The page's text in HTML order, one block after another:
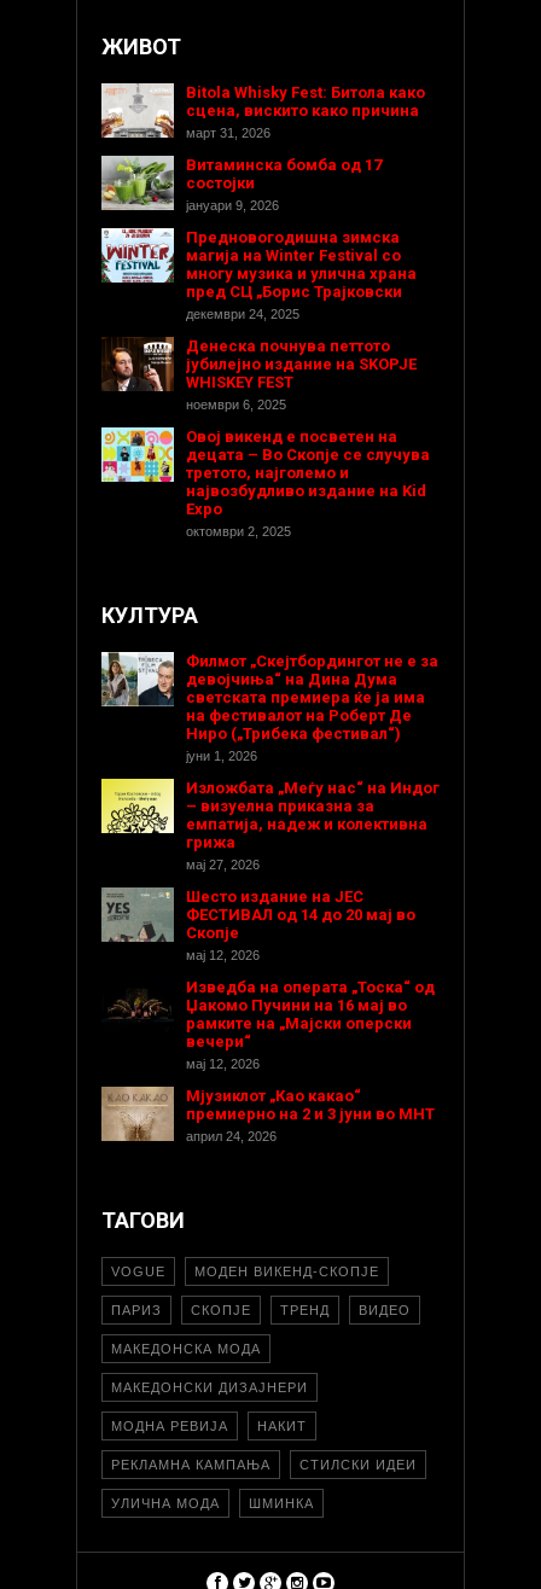
ЖИВОТ
Bitola Whisky Fest: Битола како
сцена, вискито како причина
март 31, 2026
Витаминска бомба од 17
состојки
јануари 9, 2026
Предновогодишнa зимска
магија на Winter Festival со
многу музика и улична храна
пред СЦ „Борис Трајковски
декември 24, 2025
Денеска почнува петтото
јубилејно издание на SKOPJE
WHISKEY FEST
ноември 6, 2025
Овој викенд е посветен на
децата – Во Скопје се случува
третото, најголемо и
највозбудливо издание на Kid
Expo
октомври 2, 2025
КУЛТУРА
Филмот „Скејтбордингот не е за
девојчиња“ на Дина Дума
светската премиера ќе ја има
на фестивалот на Роберт Де
Ниро („Трибека фестивал“)
јуни 1, 2026
Изложбата „Меѓу нас“ на Индог
– визуелна приказна за
емпатија, надеж и колективна
грижа
мај 27, 2026
Шесто издание на ЈЕС
ФЕСТИВАЛ од 14 до 20 мај во
Скопје
мај 12, 2026
Изведба на операта „Тоска“ од
Џакомо Пучини на 16 мај во
рамките на „Мајски оперски
вечери“
мај 12, 2026
Мјузиклот „Као какао“
премиерно на 2 и 3 јуни во МНТ
април 24, 2026
ТАГОВИ
VOGUE МОДЕН ВИКЕНД-СКОПЈЕ
ПАРИЗ СКОПЈЕ ТРЕНД ВИДЕО
МАКЕДОНСКА МОДА
МАКЕДОНСКИ ДИЗАЈНЕРИ
МОДНА РЕВИЈА НАКИТ
РЕКЛАМНА КАМПАЊА СТИЛСКИ ИДЕИ
УЛИЧНА МОДА ШМИНКА